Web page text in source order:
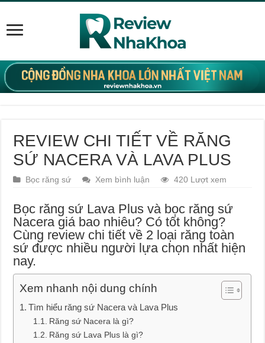
REVIEW CHI TIẾT VỀ RĂNG
SỨ NACERA VÀ LAVA PLUS
Bọc răng sứ Xem bình luận 420 Lượt xem
Bọc răng sứ Lava Plus và bọc răng sứ
Nacera giá bao nhiêu? Có tốt không?
Cùng review chi tiết về 2 loại răng toàn
sứ được nhiều người lựa chọn nhất hiện
nay.
Xem nhanh nội dung chính
Tìm hiểu răng sứ Nacera và Lava Plus
Răng sứ Nacera là gì?
Răng sứ Lava Plus là gì?